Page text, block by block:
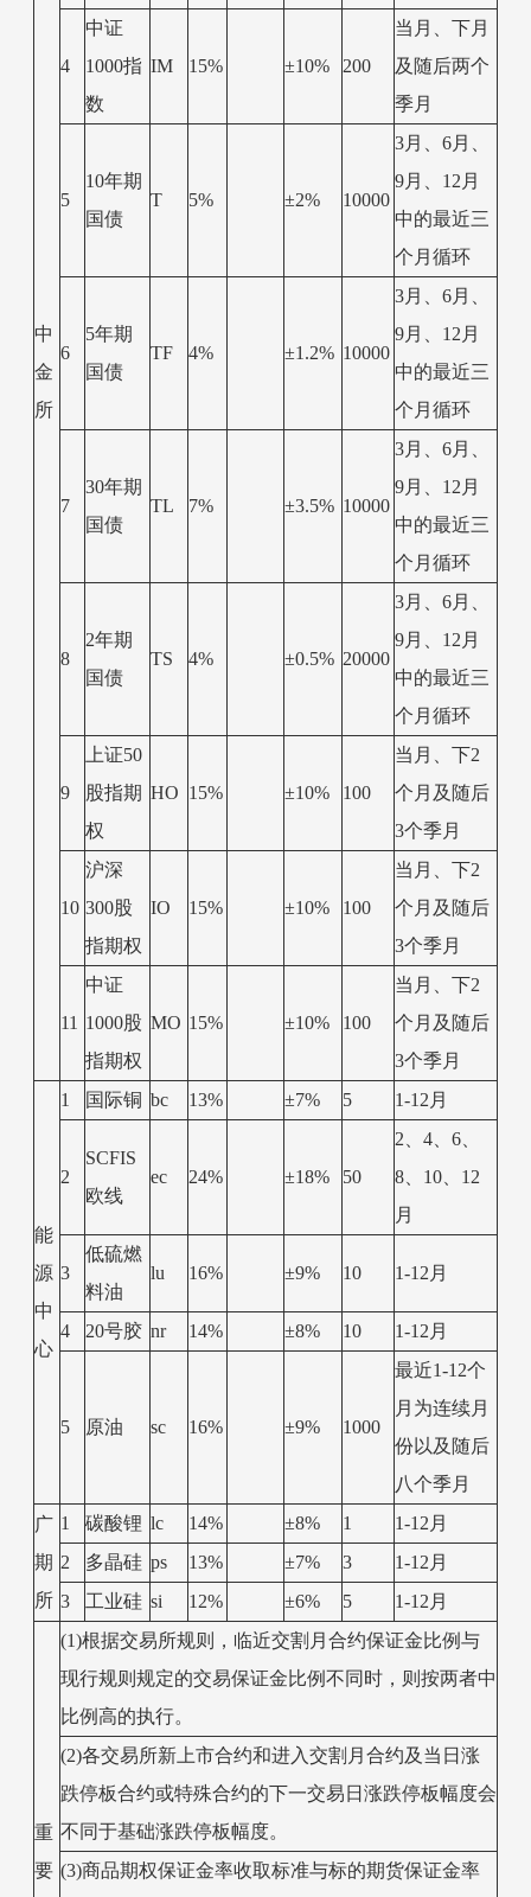
中
金
所
4
中证
1000指
数
IM 15% ±10% 200
当月、下月
及随后两个
季月
5
10年期
国债
T 5% ±2% 10000
3月、6月、
9月、12月
中的最近三
个月循环
6
5年期
国债
TF 4% ±1.2% 10000
3月、6月、
9月、12月
中的最近三
个月循环
7
30年期
国债
TL 7% ±3.5% 10000
3月、6月、
9月、12月
中的最近三
个月循环
8
2年期
国债
TS 4% ±0.5% 20000
3月、6月、
9月、12月
中的最近三
个月循环
9
上证50
股指期
权
HO 15% ±10% 100
当月、下2
个月及随后
3个季月
10
沪深
300股
指期权
IO 15% ±10% 100
当月、下2
个月及随后
3个季月
11
中证
1000股
指期权
MO 15% ±10% 100
当月、下2
个月及随后
3个季月
能
源
中
心
1 国际铜 bc 13% ±7% 5 1-12月
2
SCFIS
欧线
ec 24% ±18% 50
2、4、6、
8、10、12
月
3
低硫燃
料油
lu 16% ±9% 10 1-12月
4 20号胶 nr 14% ±8% 10 1-12月
5 原油 sc 16% ±9% 1000
最近1-12个
月为连续月
份以及随后
八个季月
广
期
所
1 碳酸锂 lc 14% ±8% 1
1-12月
2
多晶硅 ps 13% ±7% 3
1-12月
3
工业硅 si 12% ±6% 5 1-12月
重
要
(1)根据交易所规则，临近交割月合约保证金比例与
现行规则规定的交易保证金比例不同时，则按两者中
比例高的执行。
(2)各交易所新上市合约和进入交割月合约及当日涨
跌停板合约或特殊合约的下一交易日涨跌停板幅度会
不同于基础涨跌停板幅度。
(3)商品期权保证金率收取标准与标的期货保证金率